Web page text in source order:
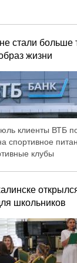
стали больше
жизни
клиенты ВТБ
спортивное
клубы
школьников